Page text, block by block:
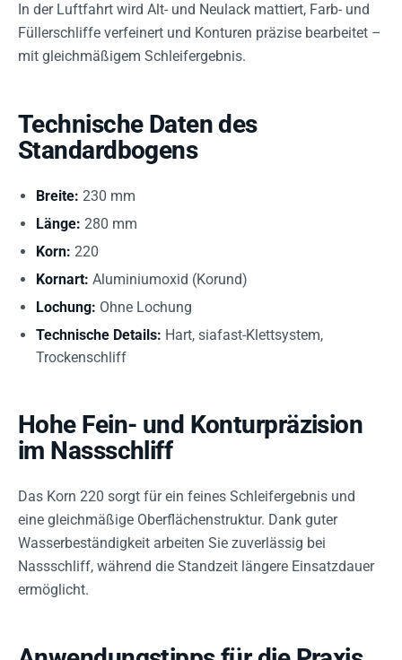
In der Luftfahrt wird Alt- und Neulack mattiert, Farb- und
Füllerschliffe verfeinert und Konturen präzise bearbeitet –
mit gleichmäßigem Schleifergebnis.
Technische Daten des
Standardbogens
Breite: 230 mm
Länge: 280 mm
Korn: 220
Kornart: Aluminiumoxid (Korund)
Lochung: Ohne Lochung
Technische Details: Hart, siafast-Klettsystem,
Trockenschliff
Hohe Fein- und Konturpräzision
im Nassschliff
Das Korn 220 sorgt für ein feines Schleifergebnis und
eine gleichmäßige Oberflächenstruktur. Dank guter
Wasserbeständigkeit arbeiten Sie zuverlässig bei
Nassschliff, während die Standzeit längere Einsatzdauer
ermöglicht.